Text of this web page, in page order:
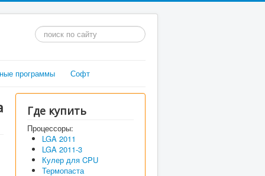
Искать...
программы Софт
Где купить
Процессоры:
LGA 2011
LGA 2011-3
Кулер для CPU
Термопаста